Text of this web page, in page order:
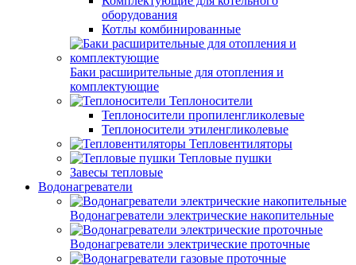
оборудования
Котлы комбинированные
Баки расширительные для отопления и
комплектующие
Теплоносители
Теплоносители пропиленгликолевые
Теплоносители этиленгликолевые
Тепловентиляторы
Тепловые пушки
Завесы тепловые
Водонагреватели
Водонагреватели электрические накопительные
Водонагреватели электрические проточные